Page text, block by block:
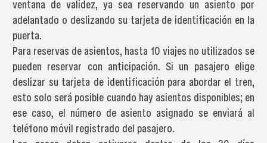
ventana de validez, ya sea reservando un asiento por
adelantado o deslizando su tarjeta de identificación en la
puerta.
Para reservas de asientos, hasta 10 viajes no utilizados se
pueden reservar con anticipación. Si un pasajero elige
deslizar su tarjeta de identificación para abordar el tren,
esto solo será posible cuando hay asientos disponibles; en
ese caso, el número de asiento asignado se enviará al
teléfono móvil registrado del pasajero.